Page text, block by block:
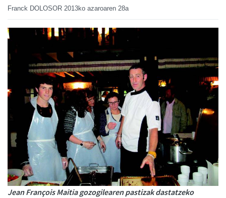
Franck DOLOSOR 2013ko azaroaren 28a
Jean François Maitia gozogilearen pastizak dastatzeko